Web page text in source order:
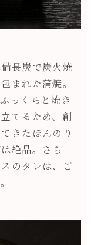
長炭で炭火焼
まれた蒲焼。
っくらと焼き
てるため、創
きたほんのり
絶品。さら
のタレは、ご